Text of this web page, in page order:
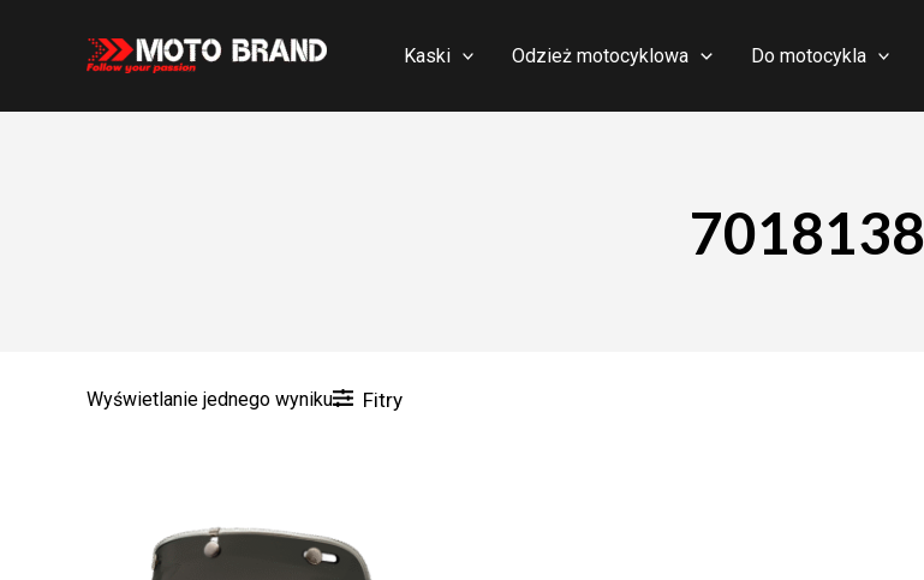
Kaski Odzież motocyklowa Do motocykla
7018138
Wyświetlanie jednego wyniku Fitry